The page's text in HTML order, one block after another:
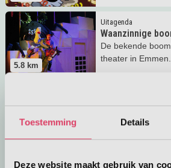
Toestemming Details
Deze website maakt gebruik van
5.8 km
Uitagenda
Waanzinnige
De bekende
theater in Emmen.
Lees meer Waanzinnige boomhut 52
Minidisco (4+)
Minidisco!
Uitagenda